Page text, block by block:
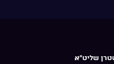
שליט"א